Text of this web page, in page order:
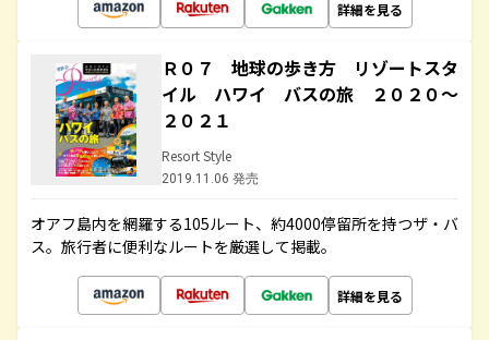
詳細を見る
Ｒ０７ 地球の歩き方 リゾートスタ
イル ハワイ バスの旅 ２０２０～
２０２１
Resort Style
2019.11.06 発売
オアフ島内を網羅する105ルート、約4000停留所を持つザ・バ
ス。旅行者に便利なルートを厳選して掲載。
詳細を見る